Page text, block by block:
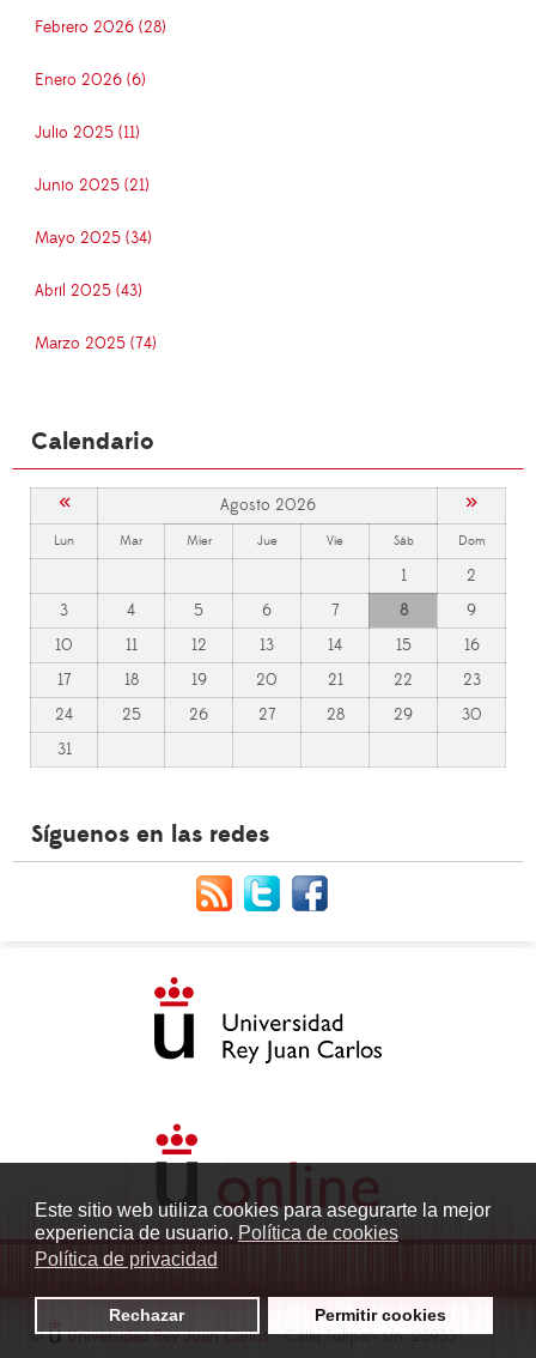
Este sitio web utiliza cookies para asegurarte la mejor
experiencia de usuario. Política de cookies
Política de privacidad
Rechazar Permitir cookies
Febrero 2026 (28)
Enero 2026 (6)
Julio 2025 (11)
Junio 2025 (21)
Mayo 2025 (34)
Abril 2025 (43)
Marzo 2025 (74)
Calendario
« Agosto 2026 »
Lun Mar Mier Jue Vie Sáb Dom
1
2
3
4 5 6 7 8
9
10
11 12 13 14 15
16
17
18 19 20 21 22
23
24
25 26 27 28 29
30
31
Síguenos en las redes
© Universidad Rey Juan Carlos- Calle Tulipán s/n. 28933